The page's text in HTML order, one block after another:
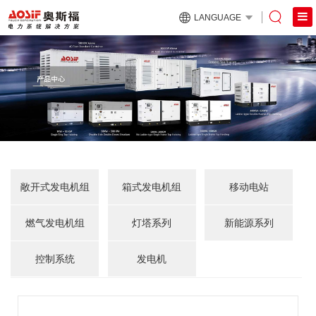
LANGUAGE
敞开式发电机组 箱式发电机组 移动电站
燃气发电机组 灯塔系列 新能源系列
控制系统 发电机